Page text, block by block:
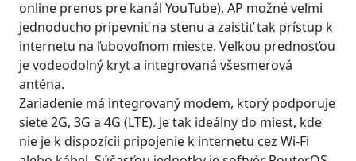
online prenos pre kanál YouTube). AP možné veľmi
jednoducho pripevniť na stenu a zaistiť tak prístup k
internetu na ľubovoľnom mieste. Veľkou prednosťou
je vodeodolný kryt a integrovaná všesmerová
anténa.
Zariadenie má integrovaný modem, ktorý podporuje
siete 2G, 3G a 4G (LTE). Je tak ideálny do miest, kde
nie je k dispozícii pripojenie k internetu cez Wi-Fi